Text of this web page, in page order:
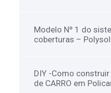
Modelo Nº 1 do
coberturas –
DIY -Como construir
de CARRO em